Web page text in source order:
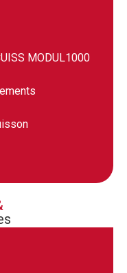
MODUL1000